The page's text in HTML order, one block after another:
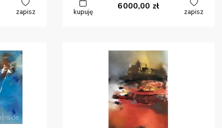
zapisz kupuję
6000,00 zł
zapisz